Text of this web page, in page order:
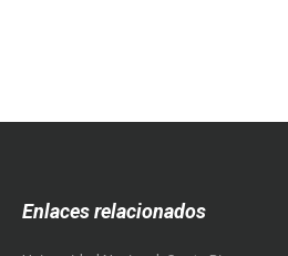
Enlaces relacionados